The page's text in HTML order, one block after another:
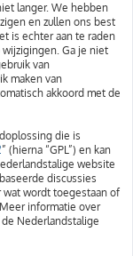
langer. We hebben
en zullen ons best
is echter aan te raden
Ga je niet
van
maken van
akkoord met de
die is
” (hierna “GPL”) en kan
website
discussies
wordt toegestaan of
informatie over
Nederlandstalige